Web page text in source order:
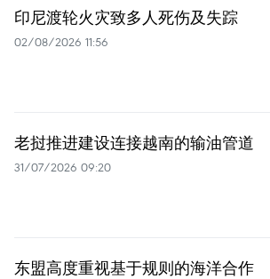
印尼渡轮火灾致多人死伤及失踪
02/08/2026 11:56
老挝推进建设连接越南的输油管道
31/07/2026 09:20
东盟高度重视基于规则的海洋合作